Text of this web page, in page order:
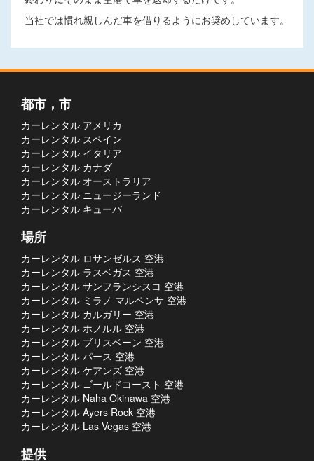
当社では慣れ親しんだ車を借りるようにお奨めしています。
都市，市
カーレンタル アメリカ
カーレンタル スペイン
カーレンタル イタリア
カーレンタル カナダ
カーレンタル オーストラリア
カーレンタル ニュージーランド
カーレンタル キューバ
場所
カーレンタル ロサンゼルス 空港
カーレンタル ラスベガス 空港
カーレンタル サンフランシスコ 空港
カーレンタル ミラノ マルペンサ 空港
カーレンタル カルガリー 空港
カーレンタル ホノルル 空港
カーレンタル ブリスベーン 空港
カーレンタル パース 空港
カーレンタル ケアンズ 空港
カーレンタル ゴールドコースト 空港
カーレンタル Naha Okinawa 空港
カーレンタル Ayers Rock 空港
カーレンタル Las Vegas 空港
提供